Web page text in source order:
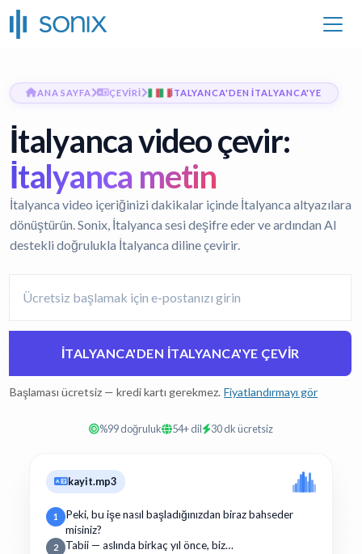
ANA SAYFA ÇEVIRI İTALYANCA'DEN İTALYANCA'YE
İtalyanca video çevir:
İtalyanca metin
İtalyanca video içeriğinizi dakikalar içinde İtalyanca altyazılara
dönüştürün. Sonix, İtalyanca sesi deşifre eder ve ardından AI
destekli doğrulukla İtalyanca diline çevirir.
İTALYANCA'DEN İTALYANCA'YE ÇEVIR
Başlaması ücretsiz — kredi kartı gerekmez. Fiyatlandırmayı gör
%99 doğruluk 54+ dil 30 dk ücretsiz
kayit.mp3
1
Peki, bu işe nasıl başladığınızdan biraz bahseder
misiniz?
2 Tabii — aslında birkaç yıl önce, biz…